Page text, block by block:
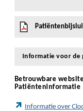
Informatie voor de
Betrouwbare
Patiënteninformatie
Informatie over